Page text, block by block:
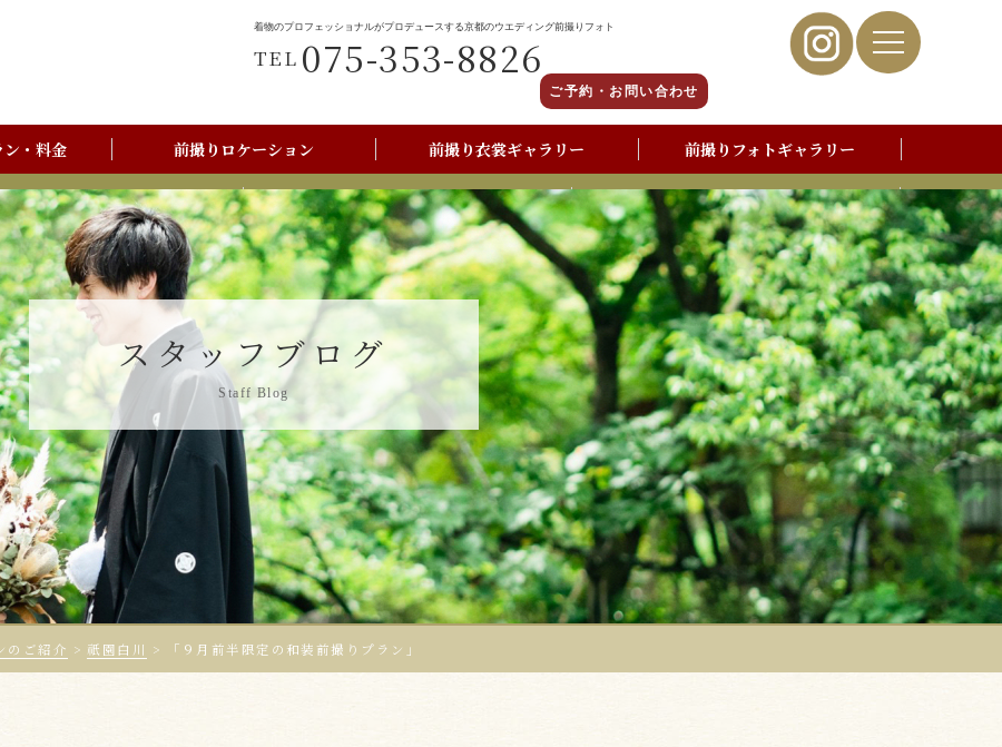
着物のプロフェッショナルがプロデュースする京都のウエディング前撮りフォト
TEL 075-353-8826
ご予約・お問い合わせ
・料金 前撮りロケーション 前撮り衣裳ギャラリー 前撮りフォトギャラリー
前撮りご利用の流れ 京都美翔苑店舗情報 写真撮影よくあるご質問
スタッフブログ
Staff Blog
のご紹介 > 祇園白川 > 「９月前半限定の和装前撮りプラン」